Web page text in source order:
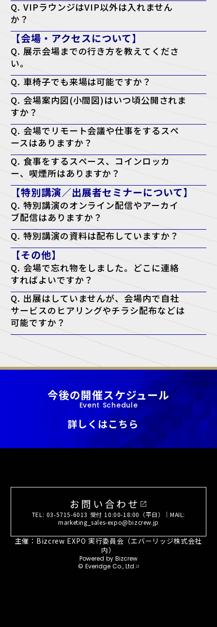
ている方が対象となります。
Q. VIPラウンジはVIP以外は入れません
か？
A. はい。ただし、VIPの同行者の方はご一緒に利用される場合のみ可能
です。
【会場・アクセスについて】
Q. 展示会場までの行き方を教えてくださ
い。
A. アクセスページよりご確認ください。
アクセスページはこちら
Q. 車椅子でも来場は可能ですか？
A. はい、可能です。会場内はバリアフリー対応となっております。
Q. 会場案内図(小間図)はいつ頃公開されま
すか？
A. 開催日の前週に、公式サイトにて公開予定です。
Q. 会場でリモート会議や仕事をするスペ
ースはありますか？
A. はい。会場内に無料の「テレワークラウンジ」をご用意しておりま
すので、そちらをご利用ください。
Q. 食事をするスペース、コインロッカ
ー、喫煙所はありますか？
A. はい。会場となる施設内に、飲食店・コンビニ・コインロッカー・
喫煙所がございます。詳しくは会場施設のウェブサイトをご確認くださ
い。【特別講演／出展者セミナーについて】
Q. 特別講演のオンライン配信やアーカイ
ブ配信はありますか？
A. 申し訳ございませんが、配信は行っておりません。当日、現地会場
でのご聴講のみとなります。
Q. 特別講演の資料は配布していますか？
A. 原則として資料配布は行っておりません。ただし、チケットに「資
料配布対象」と記載がある講演に限り、アンケート回答者へ配布いたし
ます。（※講師の都合により配布できない場合もございます）
【その他】
Q. 会場で忘れ物をしました。どこに連絡
すればよいですか？
A. 忘れ物に関しては、会場となった施設へ直接お問い合わせをお願い
いたします。
Q. 出展はしていませんが、会場内で自社
サービスのヒアリングやチラシ配布などは
可能ですか？
A. 当展示会では、正規出展者様以外の許可のない営業・宣伝活動を一
切禁止しております。
今後の開催スケジュール
Event Schedule
詳しくはこちら
お問い合わせ open_in_new
TEL: 03-5715-6013 受付 10:00-18:00（平日）｜MAIL:
marketing_sales-expo@bizcrew.jp
主催：Bizcrew EXPO 実行委員会（エバーリッジ株式会社
内）
Powered by Bizcrew
© Everidge Co., Ltd. open_in_new